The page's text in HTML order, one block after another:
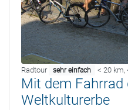
Radtour sehr einfach < 20 km,
Mit dem Fahrrad
Weltkulturerbe